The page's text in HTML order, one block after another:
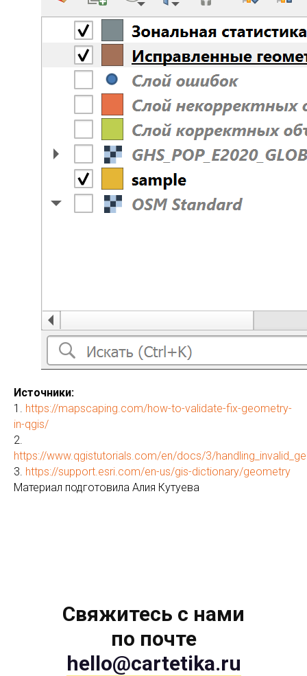
Источники:
1. https://mapscaping.com/how-to-validate-fix-geometry-
in-qgis/
2.
https://www.qgistutorials.com/en/docs/3/
3. https://support.esri.com/en-us/gis-dictionary/geometry
Материал подготовила Алия Кутуева
Свяжитесь с нами
по почте
hello@cartetika.ru